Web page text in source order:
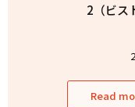
2（ビス
Read